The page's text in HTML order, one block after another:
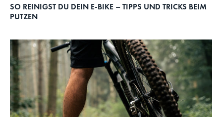
SO REINIGST DU DEIN E-BIKE – TIPPS UND TRICKS BEIM
PUTZEN